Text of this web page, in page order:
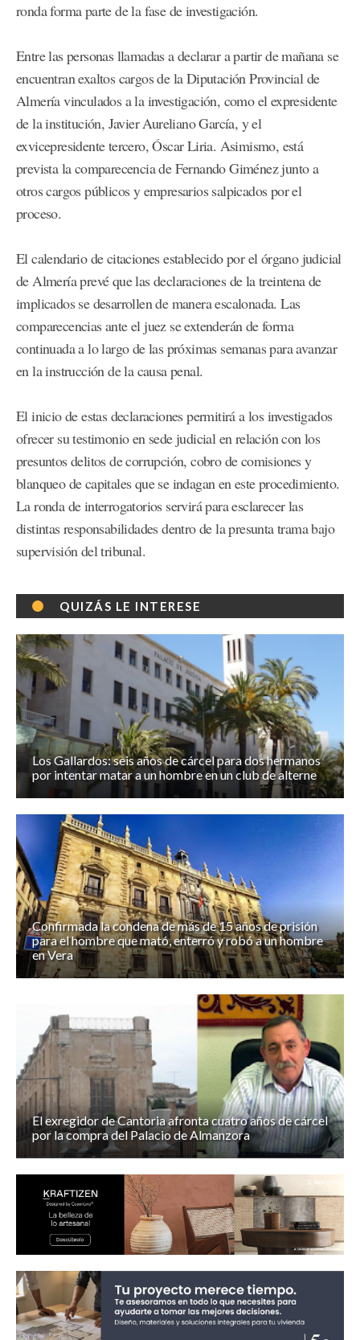
ronda forma parte de la fase de investigación.
Entre las personas llamadas a declarar a partir de mañana se
encuentran exaltos cargos de la Diputación Provincial de
Almería vinculados a la investigación, como el expresidente
de la institución, Javier Aureliano García, y el
exvicepresidente tercero, Óscar Liria. Asimismo, está
prevista la comparecencia de Fernando Giménez junto a
otros cargos públicos y empresarios salpicados por el
proceso.
El calendario de citaciones establecido por el órgano judicial
de Almería prevé que las declaraciones de la treintena de
implicados se desarrollen de manera escalonada. Las
comparecencias ante el juez se extenderán de forma
continuada a lo largo de las próximas semanas para avanzar
en la instrucción de la causa penal.
El inicio de estas declaraciones permitirá a los investigados
ofrecer su testimonio en sede judicial en relación con los
presuntos delitos de corrupción, cobro de comisiones y
blanqueo de capitales que se indagan en este procedimiento.
La ronda de interrogatorios servirá para esclarecer las
distintas responsabilidades dentro de la presunta trama bajo
supervisión del tribunal.
QUIZÁS LE INTERESE
Los Gallardos: seis años de cárcel para dos hermanos
por intentar matar a un hombre en un club de alterne
Confirmada la condena de más de 15 años de prisión
para el hombre que mató, enterró y robó a un hombre
en Vera
El exregidor de Cantoria afronta cuatro años de cárcel
por la compra del Palacio de Almanzora